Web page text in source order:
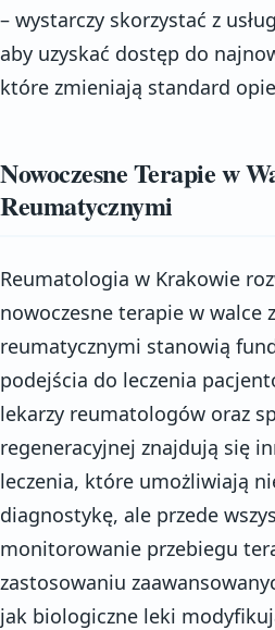
– wystarczy skorzystać z usług
aby uzyskać dostęp do
które zmieniają standard
Nowoczesne Terapie w
Reumatycznymi
Reumatologia w Krakowie
nowoczesne terapie w walce
reumatycznymi stanowią
podejścia do leczenia
lekarzy reumatologów oraz
regeneracyjnej znajdują się
leczenia, które umożliwiają
diagnostykę, ale przede
monitorowanie przebiegu
zastosowaniu
jak biologiczne leki